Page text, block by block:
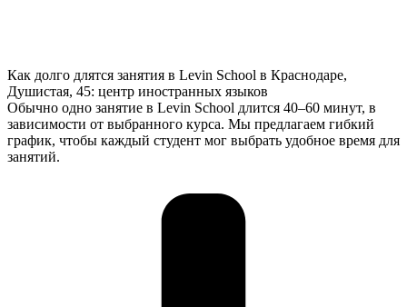
Как долго длятся занятия в Levin School в Краснодаре,
Душистая, 45: центр иностранных языков
Обычно одно занятие в Levin School длится 40–60 минут, в
зависимости от выбранного курса. Мы предлагаем гибкий
график, чтобы каждый студент мог выбрать удобное время для
занятий.